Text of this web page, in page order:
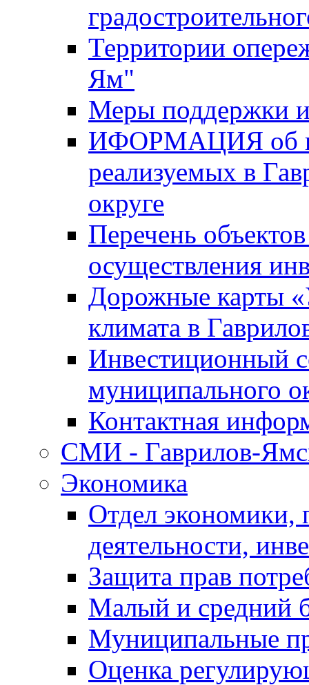
Территории
Ям"
Меры поддержки
ИФОРМАЦИЯ об
реализуемых в
округе
Перечень
осуществления
Дорожные карты
климата в
Инвестиционный
муниципального
Контактная
СМИ - Гаврилов-
Экономика
Отдел экономики,
деятельности,
Защита прав
Малый и средний
Муниципальные
Оценка